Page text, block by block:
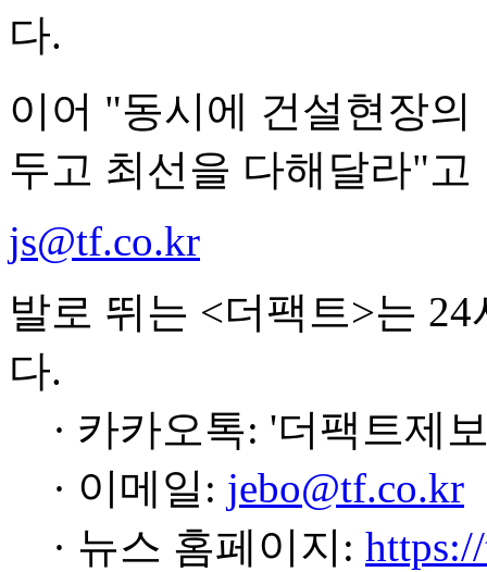
다.
이어 "동시에 건설현장
두고 최선을 다해달라"고
js@tf.co.kr
발로 뛰는 <더팩트>는
다.
· 카카오톡: '더팩트제
· 이메일: jebo@tf.co.kr
· 뉴스 홈페이지: